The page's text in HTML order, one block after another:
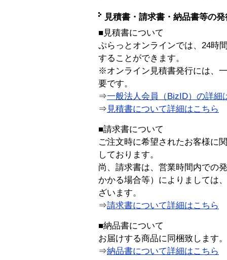
見積書・請求書・納品書等の
■見積書について
ぷらっとオンラインでは、24時
することができます。
※オンライン見積書発行には、
要です。
⇒一般法人会員（BizID）の詳細
⇒ 見積書について詳細はこちら
■請求書について
ご注文時に希望されたお客様に
しております。
尚、請求書は、営業時間内での
かかる場合等）によりましては
ざいます。
⇒請求書について詳細はこちら
■納品書について
お届けする商品に同梱致します。
⇒納品書について詳細はこちら